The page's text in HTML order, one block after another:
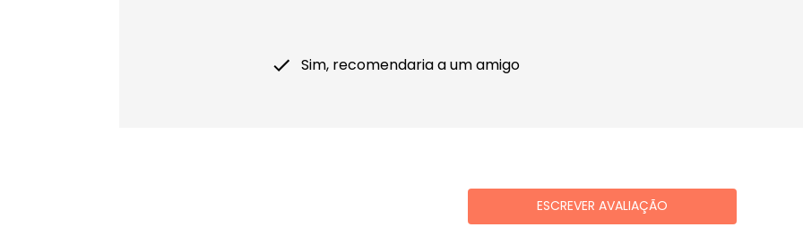
Sim, recomendaria a um amigo
ESCREVER AVALIAÇÃO